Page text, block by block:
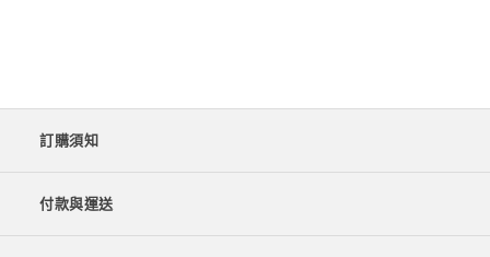
訂購須知
付款與運送